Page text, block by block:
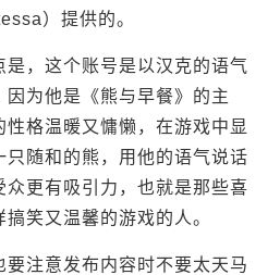
）提供的。
，这个账号是以汉克的语气
为他是《熊与早餐》的主
格温暖又慵懒，在游戏中显
随和的熊，用他的语气说话
更有吸引力，也就是那些喜
笑又温馨的游戏的人。
要注意发布内容时不要太天马